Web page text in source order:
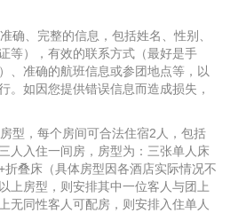
确、完整的信息，包括姓名、性别、
等），有效的联系方式（最好是手
、准确的航班信息或参团地点等，以
。如因您提供错误信息而造成损失，
型，每个房间可合法住宿2人，包括
人入住一间房，房型为：三张单人床
叠床（具体房型因各酒店实际情况不
上房型，则安排其中一位客人与团上
无同性客人可配房，则安排入住单人